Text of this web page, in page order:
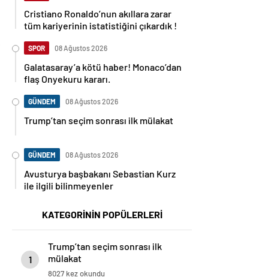
Cristiano Ronaldo’nun akıllara zarar
tüm kariyerinin istatistiğini çıkardık !
SPOR 08 Ağustos 2026
Galatasaray’a kötü haber! Monaco’dan
flaş Onyekuru kararı.
GÜNDEM 08 Ağustos 2026
Trump’tan seçim sonrası ilk mülakat
GÜNDEM 08 Ağustos 2026
Avusturya başbakanı Sebastian Kurz
ile ilgili bilinmeyenler
KATEGORİNİN POPÜLERLERİ
1
Trump’tan seçim sonrası ilk
mülakat
8027 kez okundu